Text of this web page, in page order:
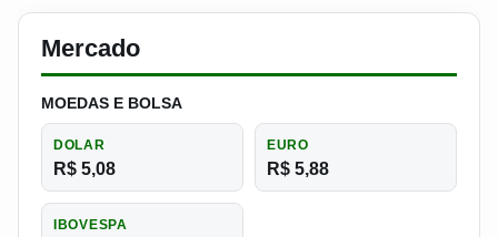
Mercado
MOEDAS E BOLSA
DOLAR
R$ 5,08
EURO
R$ 5,88
IBOVESPA